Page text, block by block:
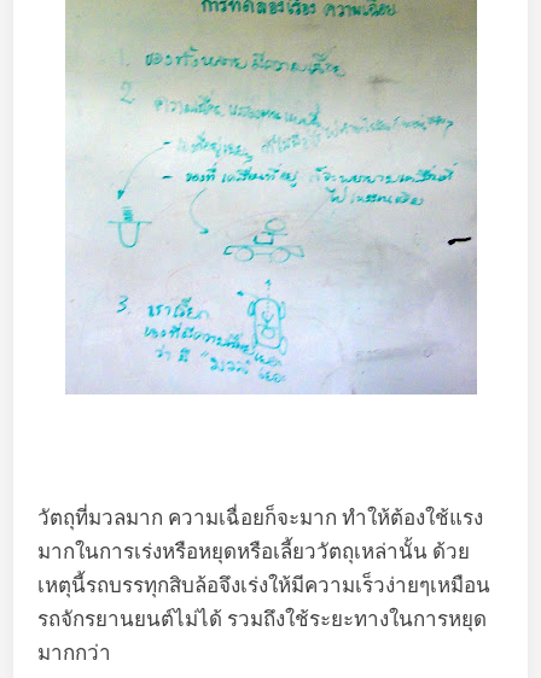
วัตถุที่มวลมาก ความเฉื่อยก็จะมาก ทำให้ต้องใช้แรง
มากในการเร่งหรือหยุดหรือเลี้ยววัตถุเหล่านั้น ด้วย
เหตุนี้รถบรรทุกสิบล้อจึงเร่งให้มีความเร็วง่ายๆเหมือน
รถจักรยานยนต์ไม่ได้ รวมถึงใช้ระยะทางในการหยุด
มากกว่า